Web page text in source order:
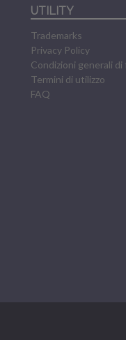
UTILITY
Trademarks
Privacy Policy
Condizioni generali
Termini di utilizzo
FAQ